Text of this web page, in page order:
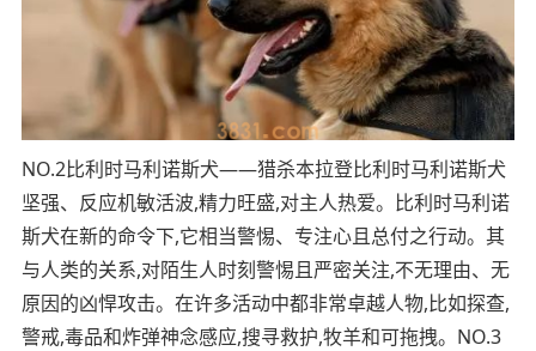
NO.2比利时马利诺斯犬——猎杀本拉登比利时马利诺斯犬
坚强、反应机敏活波,精力旺盛,对主人热爱。比利时马利诺
斯犬在新的命令下,它相当警惕、专注心且总付之行动。其
与人类的关系,对陌生人时刻警惕且严密关注,不无理由、无
原因的凶悍攻击。在许多活动中都非常卓越人物,比如探查,
警戒,毒品和炸弹神念感应,搜寻救护,牧羊和可拖拽。NO.3